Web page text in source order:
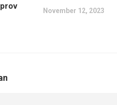
November 12, 2023